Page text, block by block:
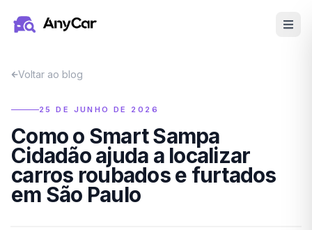
Voltar ao blog
25 DE JUNHO DE 2026
Como o Smart Sampa
Cidadão ajuda a localizar
carros roubados e furtados
em São Paulo